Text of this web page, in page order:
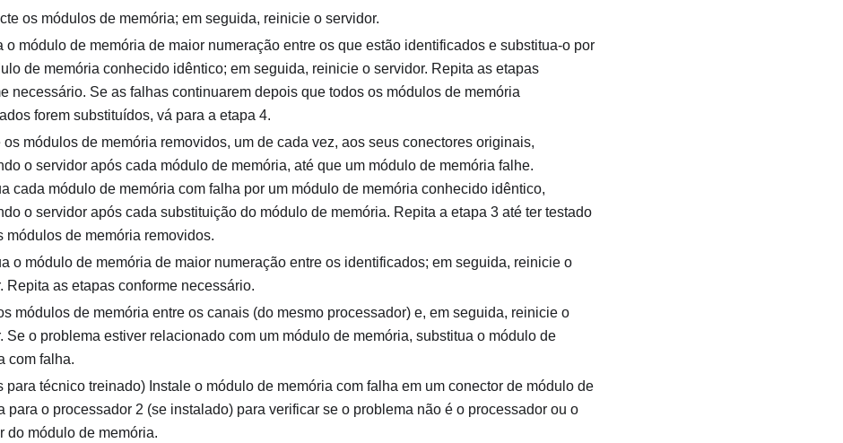
os módulos de memória; em seguida, reinicie o servidor.
o módulo de memória de maior numeração entre os que estão identificados e substitua-o por
de memória conhecido idêntico; em seguida, reinicie o servidor. Repita as etapas
necessário. Se as falhas continuarem depois que todos os módulos de memória
forem substituídos, vá para a etapa 4.
os módulos de memória removidos, um de cada vez, aos seus conectores originais,
o servidor após cada módulo de memória, até que um módulo de memória falhe.
cada módulo de memória com falha por um módulo de memória conhecido idêntico,
o servidor após cada substituição do módulo de memória. Repita a etapa 3 até ter testado
módulos de memória removidos.
o módulo de memória de maior numeração entre os identificados; em seguida, reinicie o
Repita as etapas conforme necessário.
módulos de memória entre os canais (do mesmo processador) e, em seguida, reinicie o
Se o problema estiver relacionado com um módulo de memória, substitua o módulo de
com falha.
para técnico treinado) Instale o módulo de memória com falha em um conector de módulo de
para o processador 2 (se instalado) para verificar se o problema não é o processador ou o
do módulo de memória.